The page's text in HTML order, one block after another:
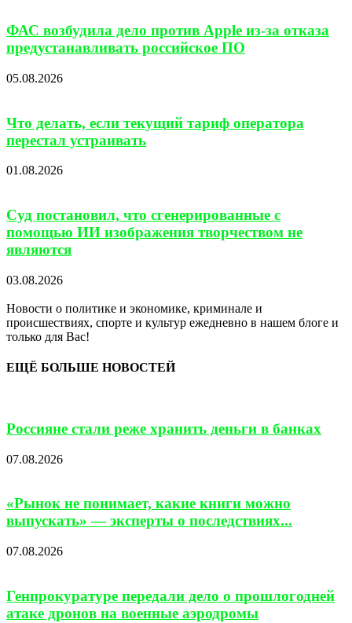
ФАС возбудила дело против Apple из-за отказа
предустанавливать российское ПО
05.08.2026
Что делать, если текущий тариф оператора
перестал устраивать
01.08.2026
Суд постановил, что сгенерированные с
помощью ИИ изображения творчеством не
являются
03.08.2026
Новости о политике и экономике, криминале и
происшествиях, спорте и культур ежедневно в нашем блоге и
только для Вас!
ЕЩЁ БОЛЬШЕ НОВОСТЕЙ
Россияне стали реже хранить деньги в банках
07.08.2026
«Рынок не понимает, какие книги можно
выпускать» — эксперты о последствиях...
07.08.2026
Генпрокуратуре передали дело о прошлогодней
атаке дронов на военные аэродромы